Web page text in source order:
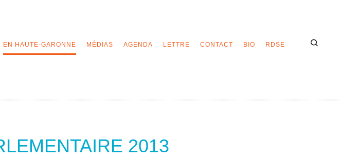
EN HAUTE-GARONNE MÉDIAS AGENDA LETTRE CONTACT BIO RDSE
2013